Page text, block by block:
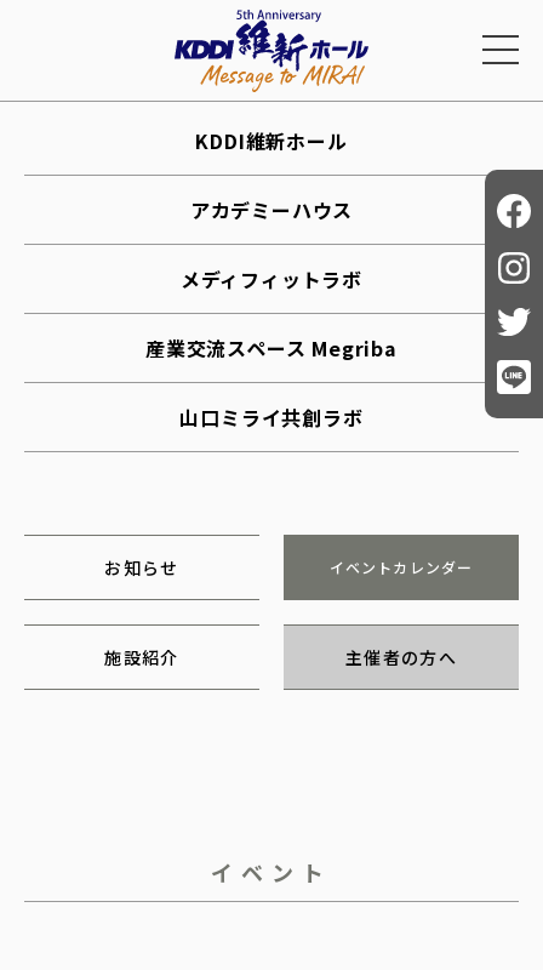
KDDI維新ホール
アカデミーハウス
メディフィットラボ
産業交流スペース Megriba
山口ミライ共創ラボ
お知らせ イベントカレンダー
施設紹介 主催者の方へ
イベント